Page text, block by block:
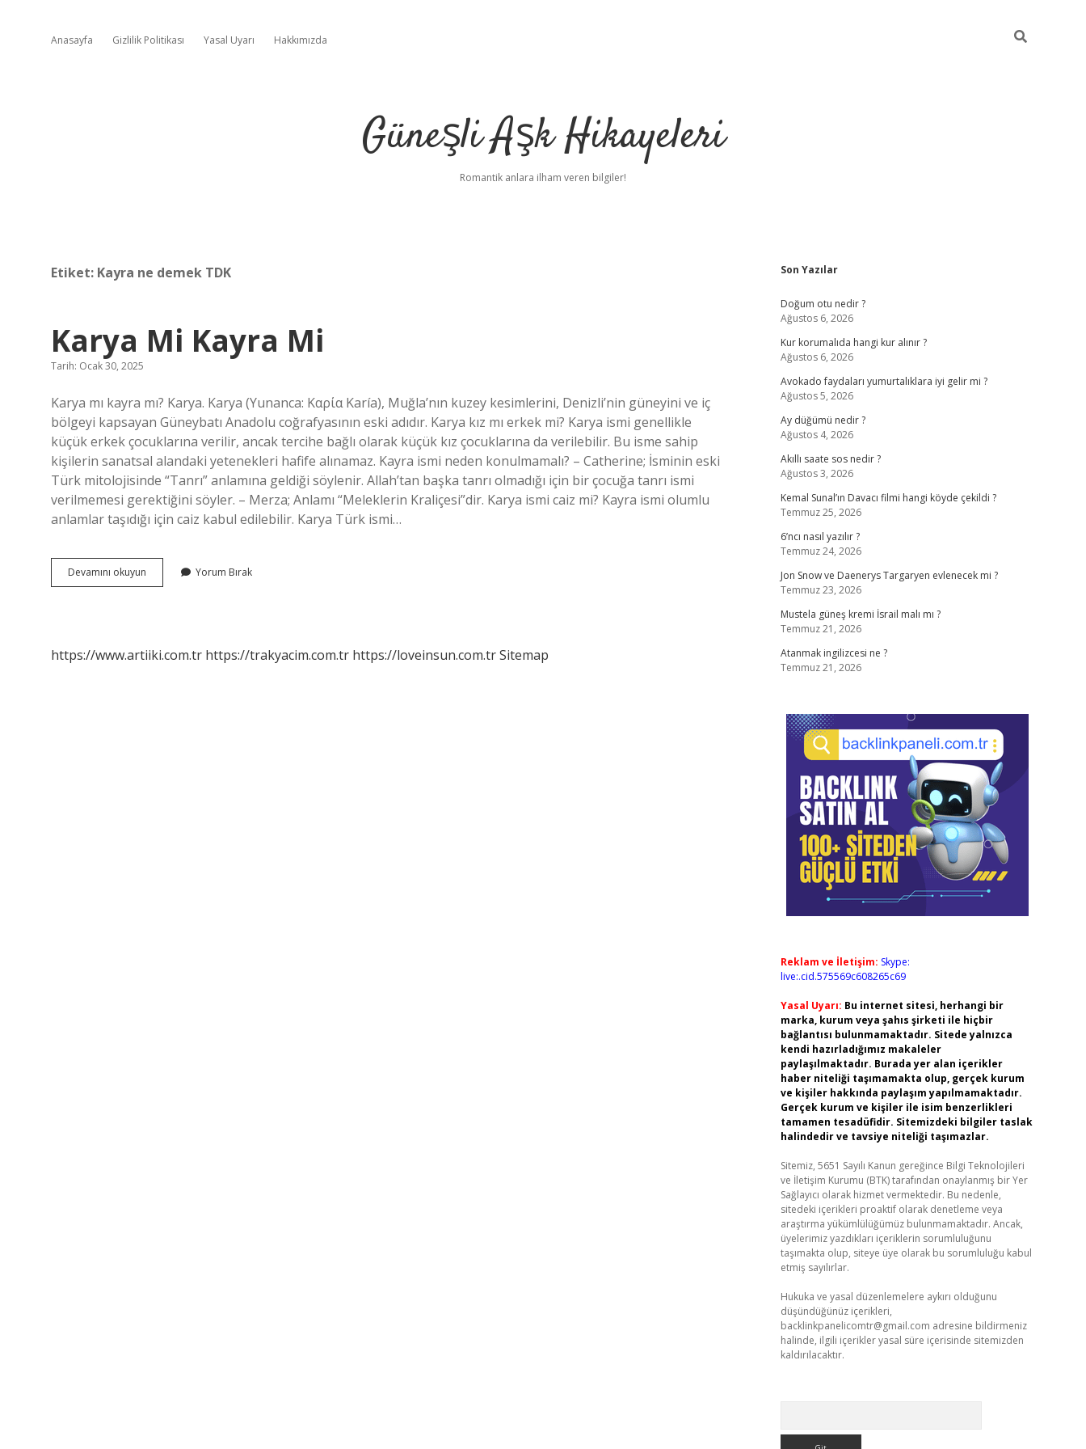
Anasayfa Gizlilik Politikası Yasal Uyarı Hakkımızda
Güneşli Aşk Hikayeleri
Romantik anlara ilham veren bilgiler!
Etiket: Kayra ne demek TDK
Karya Mi Kayra Mi
Tarih: Ocak 30, 2025
Karya mı kayra mı? Karya. Karya (Yunanca: Καρία Karía), Muğla’nın kuzey kesimlerini, Denizli’nin güneyini ve iç
bölgeyi kapsayan Güneybatı Anadolu coğrafyasının eski adıdır. Karya kız mı erkek mi? Karya ismi genellikle
küçük erkek çocuklarına verilir, ancak tercihe bağlı olarak küçük kız çocuklarına da verilebilir. Bu isme sahip
kişilerin sanatsal alandaki yetenekleri hafife alınamaz. Kayra ismi neden konulmamalı? – Catherine; İsminin eski
Türk mitolojisinde “Tanrı” anlamına geldiği söylenir. Allah’tan başka tanrı olmadığı için bir çocuğa tanrı ismi
verilmemesi gerektiğini söyler. – Merza; Anlamı “Meleklerin Kraliçesi”dir. Karya ismi caiz mi? Kayra ismi olumlu
anlamlar taşıdığı için caiz kabul edilebilir. Karya Türk ismi…
Devamını okuyun
Mi
Yorum Bırak
https://www.artiiki.com.tr https://trakyacim.com.tr https://loveinsun.com.trSitemap
Sidebar
Son Yazılar
Doğum otu nedir ?
Ağustos 6, 2026
Kur korumalıda hangi kur alınır ?
Ağustos 6, 2026
Avokado faydaları yumurtalıklara iyi gelir mi ?
Ağustos 5, 2026
Ay düğümü nedir ?
Ağustos 4, 2026
Akıllı saate sos nedir ?
Ağustos 3, 2026
Kemal Sunal’ın Davacı filmi hangi köyde çekildi ?
Temmuz 25, 2026
6’ncı nasıl yazılır ?
Temmuz 24, 2026
Jon Snow ve Daenerys Targaryen evlenecek mi ?
Temmuz 23, 2026
Mustela güneş kremi İsrail malı mı ?
Temmuz 21, 2026
Atanmak ingilizcesi ne ?
Temmuz 21, 2026
Reklam ve İletişim: Skype:
live:.cid.575569c608265c69
Yasal Uyarı: Bu internet sitesi, herhangi bir
marka, kurum veya şahıs şirketi ile hiçbir
bağlantısı bulunmamaktadır. Sitede yalnızca
kendi hazırladığımız makaleler
paylaşılmaktadır. Burada yer alan içerikler
haber niteliği taşımamakta olup, gerçek kurum
ve kişiler hakkında paylaşım yapılmamaktadır.
Gerçek kurum ve kişiler ile isim benzerlikleri
tamamen tesadüfidir. Sitemizdeki bilgiler taslak
halindedir ve tavsiye niteliği taşımazlar.
Sitemiz, 5651 Sayılı Kanun gereğince Bilgi Teknolojileri
ve İletişim Kurumu (BTK) tarafından onaylanmış bir Yer
Sağlayıcı olarak hizmet vermektedir. Bu nedenle,
sitedeki içerikleri proaktif olarak denetleme veya
araştırma yükümlülüğümüz bulunmamaktadır. Ancak,
üyelerimiz yazdıkları içeriklerin sorumluluğunu
taşımakta olup, siteye üye olarak bu sorumluluğu kabul
etmiş sayılırlar.
Hukuka ve yasal düzenlemelere aykırı olduğunu
düşündüğünüz içerikleri,
backlinkpanelicomtr@gmail.com adresine bildirmeniz
halinde, ilgili içerikler yasal süre içerisinde sitemizden
kaldırılacaktır.
betci